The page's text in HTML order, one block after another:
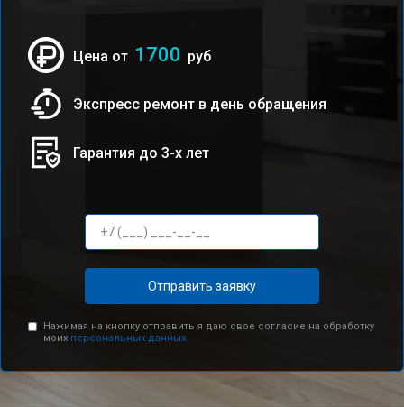
Цена от 1700 руб
Экспресс ремонт в день обращения
Гарантия до 3-х лет
Отправить заявку
Нажимая на кнопку отправить я даю свое согласие на обработку
моих персональных данных.